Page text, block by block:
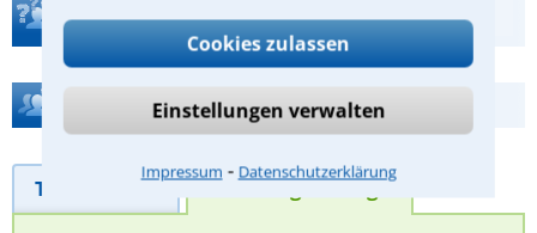
Cookies zulassen
Einstellungen verwalten
Impressum ⁃ Datenschutzerklärung
Teste Dein Rechtswissen
Hilfe bei Ihrer Anwaltsuche?
Telefonhilfe Beratungsanfrage